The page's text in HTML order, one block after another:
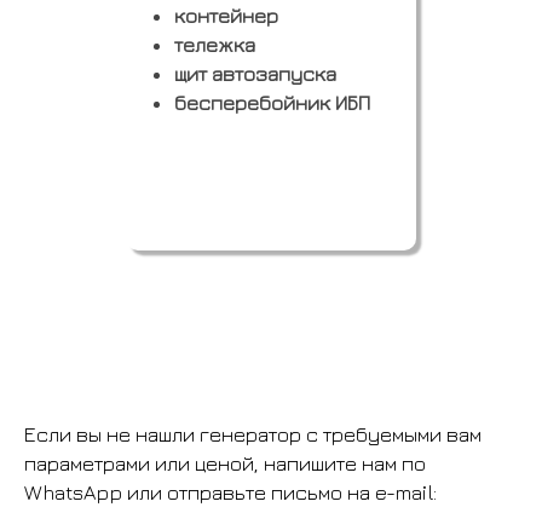
контейнер
тележка
щит автозапуска
бесперебойник ИБП
Если вы не нашли генератор с требуемыми вам
параметрами или ценой, напишите нам по
WhatsApp или отправьте письмо на e-mail: